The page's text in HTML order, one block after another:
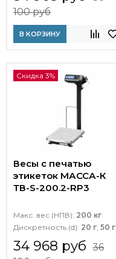
100 руб
В КОРЗИНУ
Скидка 3%
Весы с печатью
этикеток МАССА-К
ТВ-S-200.2-RP3
Макс. вес (НПВ): 200 кг
Дискретность (d): 20 г, 50 г
34 968 руб 36